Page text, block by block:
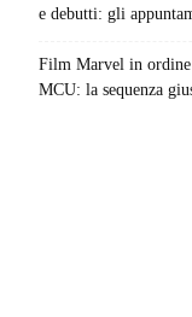
e debutti: gli
Film Marvel in ordine
MCU: la sequenza